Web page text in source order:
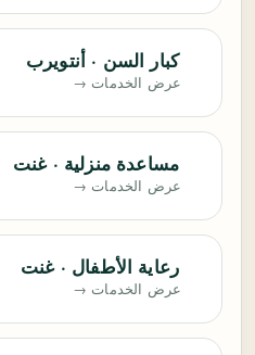
كبار السن · أنتويرب
عرض الخدمات →
مساعدة منزلية · غنت
عرض الخدمات →
رعاية الأطفال · غنت
عرض الخدمات →